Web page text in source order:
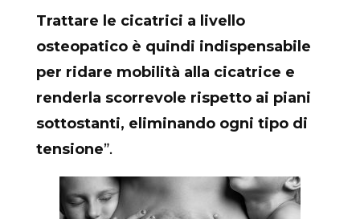
Trattare le cicatrici a livello
osteopatico è quindi indispensabile
per ridare mobilità alla cicatrice e
renderla scorrevole rispetto ai piani
sottostanti, eliminando ogni tipo di
tensione”.